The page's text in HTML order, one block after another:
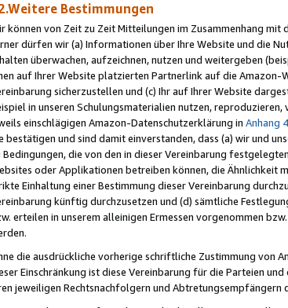
Bestimmungen
können von Zeit zu Zeit Mitteilungen im Zusammenhang
dürfen wir (a) Informationen über Ihre Website und die
überwachen, aufzeichnen, nutzen und weitergeben
auf Ihrer Website platzierten Partnerlink auf die Amazon-
sicherzustellen und (c) Ihr auf Ihrer Website
in unseren Schulungsmaterialien nutzen,
einschlägigen Amazon-Datenschutzerklärung in Anhang 4
bestätigen und sind damit einverstanden, dass (a) wir und
Bedingungen, die von den in dieser Vereinbarung
oder Applikationen betreiben können, die Ähnlichkeit
Einhaltung einer Bestimmung dieser Vereinbarung
künftig durchzusetzen und (d) sämtliche
erteilen in unserem alleinigen Ermessen vorgenommen
die ausdrückliche vorherige schriftliche Zustimmung von
Einschränkung ist diese Vereinbarung für die Parteien
jeweiligen Rechtsnachfolgern und Abtretungsempfängern